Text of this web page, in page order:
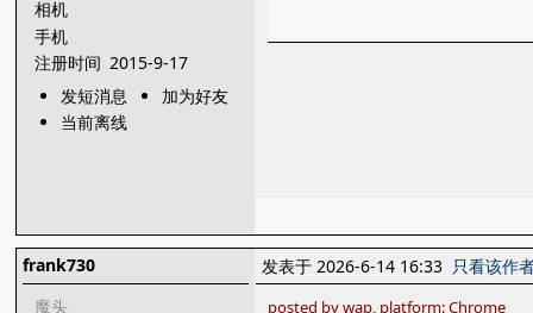
相机
手机
注册时间 2015-9-17
发短消息
加为好友
当前离线
frank730
魔头
发表于 2026-6-14 16:33 只看该作
posted by wap, platform: Chrome